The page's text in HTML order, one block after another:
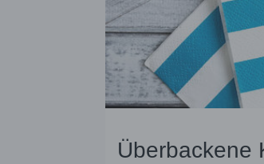
Überbackene